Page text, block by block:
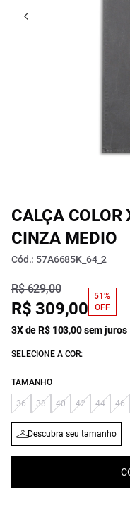
CALÇA COLOR
CINZA MEDIO
Cód.: 57A6685K_64_2
R$ 629,00
R$ 309,00
51%
OFF
3X de R$ 103,00 sem juros
SELECIONE A COR:
TAMANHO
36 38 40 42 44 46
Descubra seu tamanho